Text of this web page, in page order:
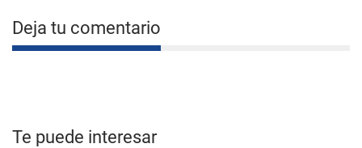
Deja tu comentario
Te puede interesar